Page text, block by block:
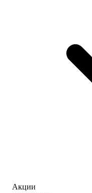
Акции